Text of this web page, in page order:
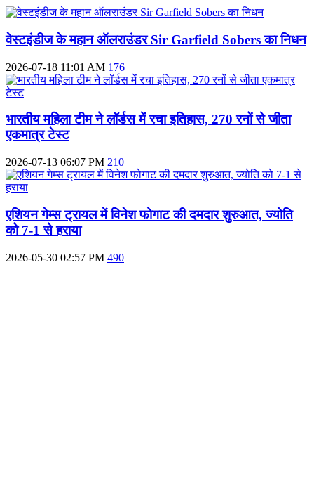
वेस्टइंडीज के महान ऑलराउंडर Sir Garfield Sobers का निधन
2026-07-18 11:01 AM 176
भारतीय महिला टीम ने लॉर्डस में रचा इतिहास, 270 रनों से जीता
एकमात्र टेस्ट
2026-07-13 06:07 PM 210
एशियन गेम्स ट्रायल में विनेश फोगाट की दमदार शुरुआत, ज्योति
को 7-1 से हराया
2026-05-30 02:57 PM 490